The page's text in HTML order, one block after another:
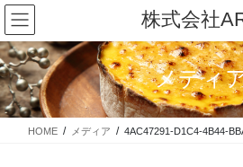
コ
ン
テ
ン
ツ
に
移
ナ
ビ
ゲ
ー
シ
ョ
ン
株式会社
メディ
HOME メディア 4AC47291-D1C4-4B44-